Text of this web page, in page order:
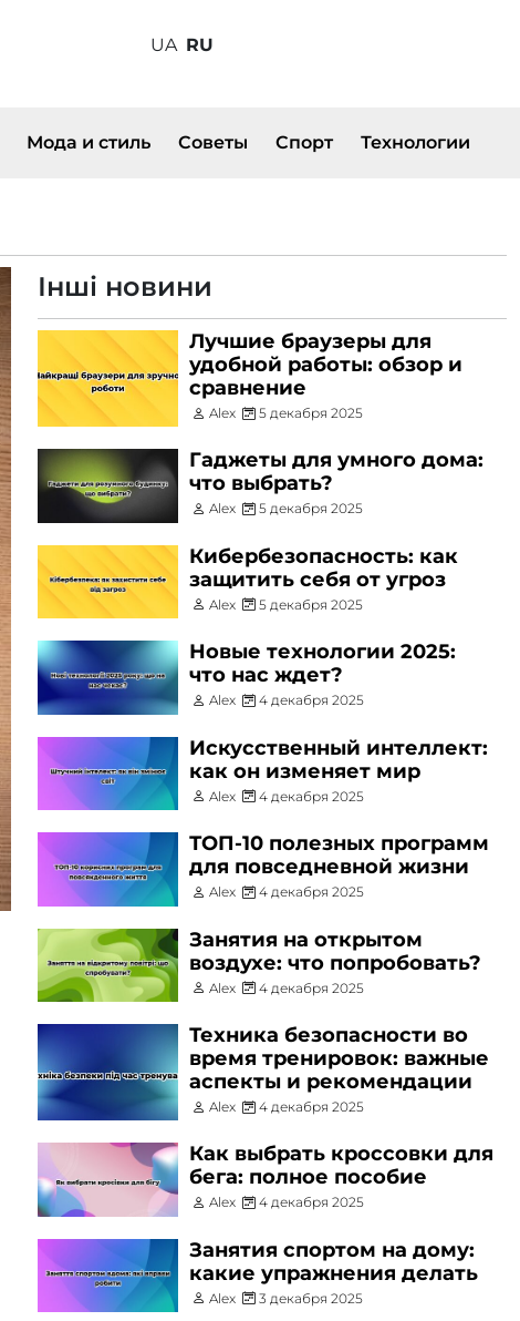
UA RU
Мода и стиль Советы Спорт Технологии
Інші новини
Лучшие браузеры для
удобной работы: обзор и
сравнение
Alex 5 декабря 2025
Гаджеты для умного дома:
что выбрать?
Alex 5 декабря 2025
Кибербезопасность: как
защитить себя от угроз
Alex 5 декабря 2025
Новые технологии 2025:
что нас ждет?
Alex 4 декабря 2025
Искусственный интеллект:
как он изменяет мир
Alex 4 декабря 2025
ТОП-10 полезных программ
для повседневной жизни
Alex 4 декабря 2025
Занятия на открытом
воздухе: что попробовать?
Alex 4 декабря 2025
Техника безопасности во
время тренировок: важные
аспекты и рекомендации
Alex 4 декабря 2025
Как выбрать кроссовки для
бега: полное пособие
Alex 4 декабря 2025
Занятия спортом на дому:
какие упражнения делать
Alex 3 декабря 2025